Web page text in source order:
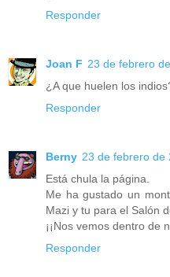
Responder
Joan F 23 de febrero
¿A que huelen los
Responder
Berny 23 de febrero de
Está chula la página.
Me ha gustado un
Mazi y tu para el Salón
¡¡Nos vemos dentro de
Responder